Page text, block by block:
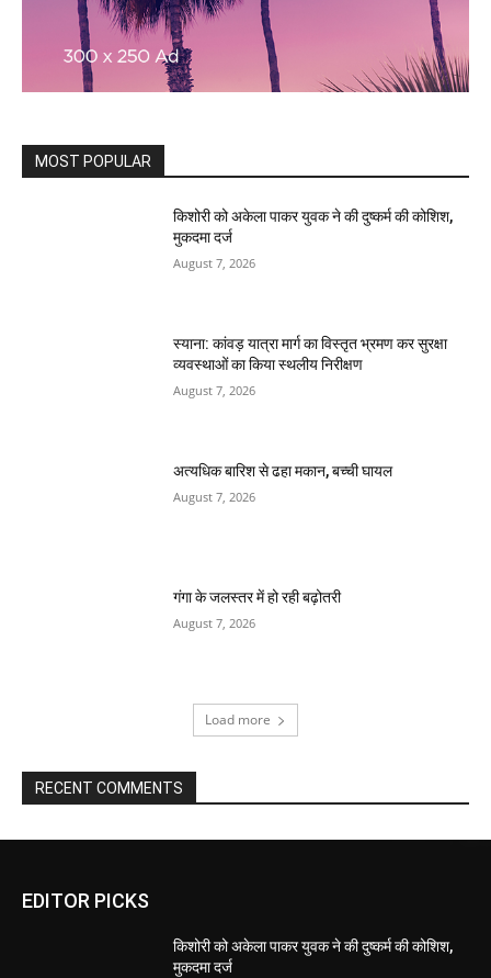
MOST POPULAR
किशोरी को अकेला पाकर युवक ने की दुष्कर्म की कोशिश,
मुकदमा दर्ज
August 7, 2026
स्याना: कांवड़ यात्रा मार्ग का विस्तृत भ्रमण कर सुरक्षा
व्यवस्थाओं का किया स्थलीय निरीक्षण
August 7, 2026
अत्यधिक बारिश से ढहा मकान, बच्ची घायल
August 7, 2026
गंगा के जलस्तर में हो रही बढ़ोतरी
August 7, 2026
Load more
RECENT COMMENTS
EDITOR PICKS
किशोरी को अकेला पाकर युवक ने की दुष्कर्म की कोशिश,
मुकदमा दर्ज